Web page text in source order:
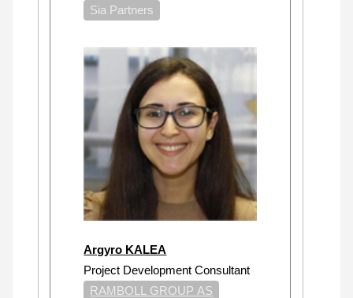
Sia Partners
Argyro KALEA
Project Development Consultant
RAMBOLL GROUP AS